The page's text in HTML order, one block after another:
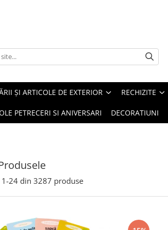
ȘI ARTICOLE DE EXTERIOR RECHIZITE
PETRECERI SI ANIVERSARI DECORATIUNI
1-24 din 3287 produse